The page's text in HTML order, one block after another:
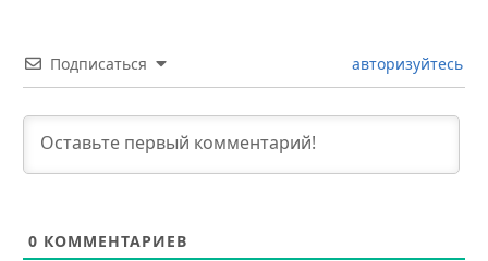
Подписаться авторизуйтесь
0 КОММЕНТАРИЕВ